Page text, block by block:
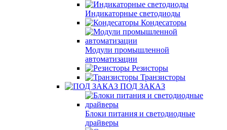
Индикаторные светодиоды
Кондесаторы
Модули промышленной
автоматизации
Резисторы
Транзисторы
ПОД ЗАКАЗ
Блоки питания и светодиодные
драйверы